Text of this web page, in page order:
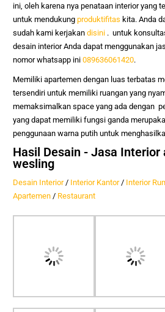
ini, oleh karena nya penataan interior yang
untuk mendukungproduktifitas kita. Anda
sudah kami kerjakandisini . untuk
desain interior Anda dapat menggunakan
nomor whatsapp ini089636061420.
Memiliki apartemen dengan luas terbatas
tersendiri untuk memiliki ruangan yang
memaksimalkan space yang ada dengan
yang dapat memiliki fungsi ganda
penggunaan warna putih untuk
Hasil Desain - Jasa Interior
wesling
Desain Interior/ Interior Kantor/ Interior
Apartemen / Restaurant